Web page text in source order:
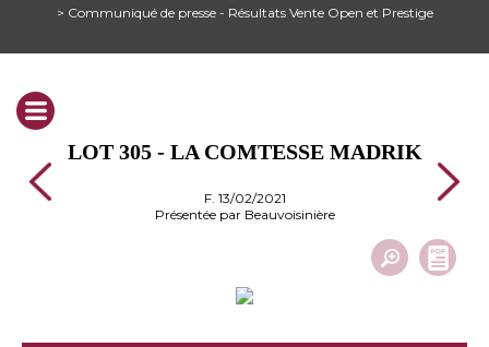
> Communiqué de presse - Résultats Vente Open et Prestige
LOT 305 - LA COMTESSE MADRIK
F. 13/02/2021
Présentée par Beauvoisinière